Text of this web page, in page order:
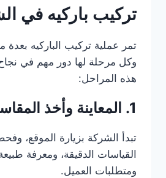
تركيب باركيه في
تمر عملية تركيب الباركيه بعدة
وكل مرحلة لها دور مهم في
هذه المراحل:
1. المعاينة وأخذ المقاسات
تبدأ الشركة بزيارة الموقع،
القياسات الدقيقة، ومعرفة
ومتطلبات العميل.